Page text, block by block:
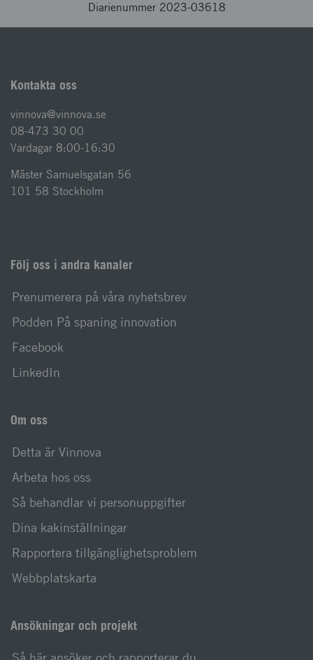
Diarienummer 2023-03618
Kontakta oss
vinnova@vinnova.se
08-473 30 00
Vardagar 8:00-16:30
Mäster Samuelsgatan 56
101 58 Stockholm
Följ oss i andra kanaler
Prenumerera på våra nyhetsbrev
Podden På spaning innovation
Facebook
LinkedIn
Om oss
Detta är Vinnova
Arbeta hos oss
Så behandlar vi personuppgifter
Dina kakinställningar
Rapportera tillgänglighetsproblem
Webbplatskarta
Ansökningar och projekt